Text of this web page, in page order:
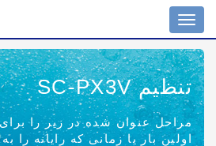
جابجایی
حالت
پیمایش
تنظیم SC-PX3V
مراحل عنوان شده در زیر را
اولین بار یا زمانی که رایانه